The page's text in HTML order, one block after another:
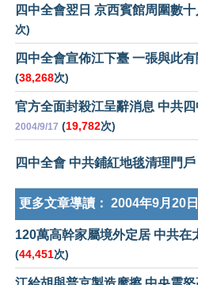
四中全會翌日 京西賓館周圍數
次)
四中全會宣佈江下臺 一張與此
(38,268次)
官方全面封殺江呈辭消息 中共
2004/9/17 (19,782次)
四中全會 中共鋪紅地毯清理門戶
更多文章導讀： 2004年9月20日
120萬高幹家屬境外定居 中共在
(44,451次)